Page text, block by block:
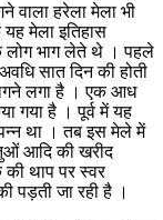
वाला हरेला मेला भी
मेला इतिहास
लोग भाग लेते थे । पहले
सात दिन की होती
लगा है । एक आध
गया है । पूर्व में यह
था । तब इस मेले में
आदि की खरीद
थाप पर स्वर
पड़ती जा रही है ।